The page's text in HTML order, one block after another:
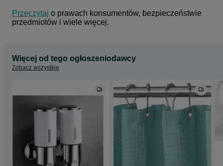
Przeczytaj o prawach konsumentów, bezpieczeństwie
przedmiotów i wiele więcej.
Więcej od tego ogłoszeniodawcy
Zobacz wszystkie